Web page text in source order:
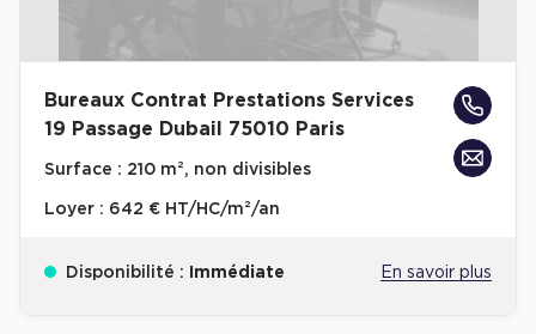
Bureaux Contrat Prestations Services
19 Passage Dubail 75010 Paris
Surface : 210 m², non divisibles
Loyer : 642 € HT/HC/m²/an
Disponibilité : Immédiate En savoir plus